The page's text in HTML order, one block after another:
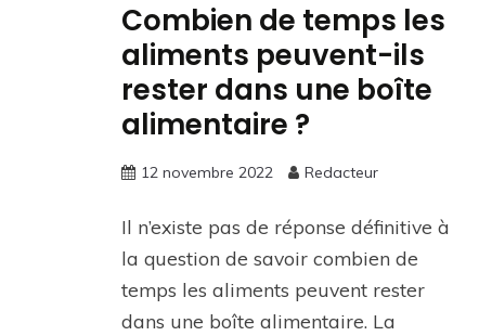
Combien de temps les
aliments peuvent-ils
rester dans une boîte
alimentaire ?
12 novembre 2022 Redacteur
Il n’existe pas de réponse définitive à
la question de savoir combien de
temps les aliments peuvent rester
dans une boîte alimentaire. La